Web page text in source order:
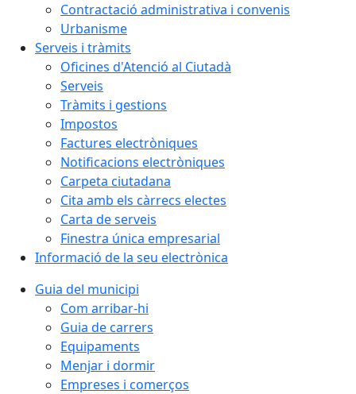
Contractació administrativa i convenis
Urbanisme
Serveis i tràmits
Oficines d'Atenció al Ciutadà
Serveis
Tràmits i gestions
Impostos
Factures electròniques
Notificacions electròniques
Carpeta ciutadana
Cita amb els càrrecs electes
Carta de serveis
Finestra única empresarial
Informació de la seu electrònica
Guia del municipi
Com arribar-hi
Guia de carrers
Equipaments
Menjar i dormir
Empreses i comerços